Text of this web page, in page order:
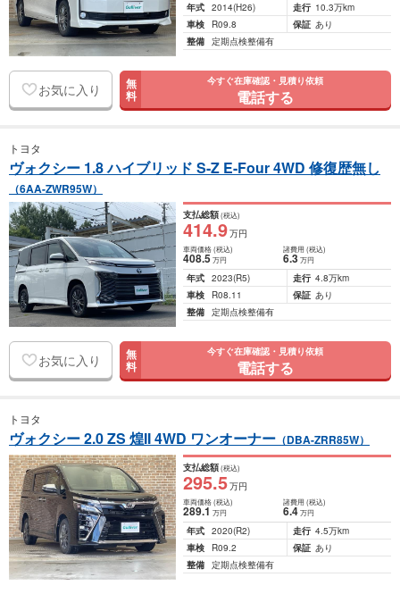
年式 2014(H26) 走行 10.3万km
車検
R09.8 保証 あり
整備 定期点検整備有
お気に入り 無
料
今すぐ在庫確認・見積り依頼
電話する
トヨタ
ヴォクシー 1.8 ハイブリッド S-Z E-Four 4WD 修復歴無し
（6AA-ZWR95W）
支払総額(税込)
414.9万円
車両価格(税込)
408.5万円
諸費用 (税込)
6.3 万円
年式 2023(R5) 走行 4.8万km
車検
R08.11 保証 あり
整備 定期点検整備有
お気に入り 無
料
今すぐ在庫確認・見積り依頼
電話する
トヨタ
ヴォクシー 2.0 ZS 煌II 4WD ワンオーナー （DBA-ZRR85W）
支払総額(税込)
295.5万円
車両価格(税込)
289.1万円
諸費用 (税込)
6.4 万円
年式 2020(R2) 走行 4.5万km
車検
R09.2 保証 あり
整備 定期点検整備有